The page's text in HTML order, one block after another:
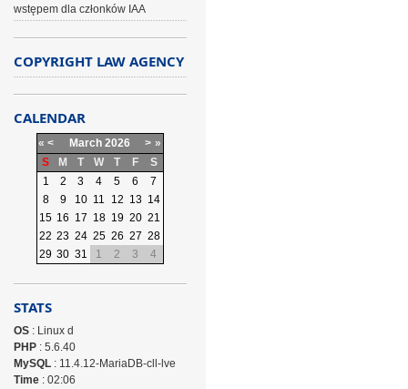
wstępem dla członków IAA
COPYRIGHT LAW AGENCY
CALENDAR
« < March 2026 > »
S
M T W T F
S
1
2 3 4 5 6
7
8
9 10 11 12 13 14
15 16 17 18 19 20 21
22 23 24 25 26 27 28
29 30 31 1 2 3 4
STATS
OS: Linux d
PHP: 5.6.40
MySQL: 11.4.12-MariaDB-cll-lve
Time: 02:06